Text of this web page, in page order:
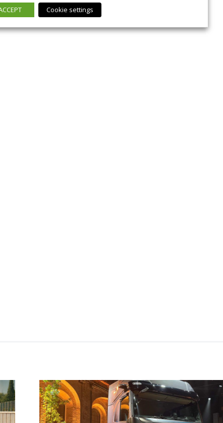
Cookie settings